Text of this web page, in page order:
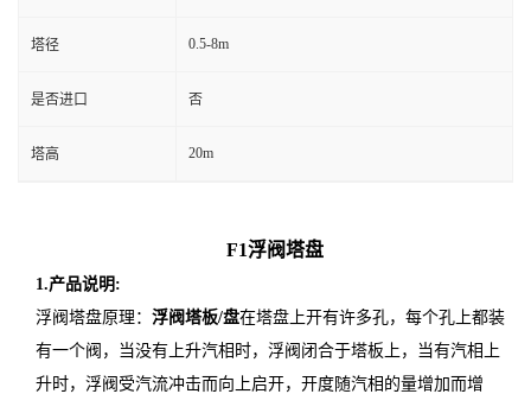
塔径 0.5-8m
是否进口 否
塔高 20m
F1浮阀塔盘
1.产品说明:
浮阀塔盘原理： 浮阀塔板/盘在塔盘上开有许多孔，每个孔上都装
有一个阀，当没有上升汽相时，浮阀闭合于塔板上，当有汽相上
升时，浮阀受汽流冲击而向上启开，开度随汽相的量增加而增